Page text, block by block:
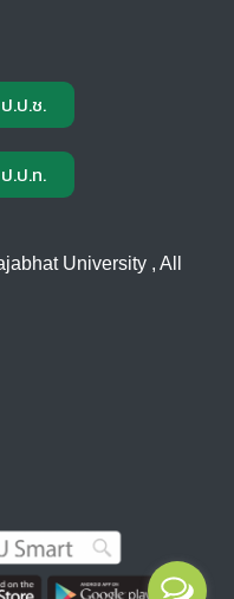
.ป.ช.
.ป.ท.
University , All